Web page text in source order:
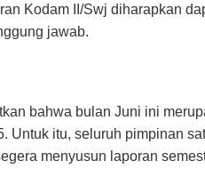
Kodam II/Swj diharapkan
jawab.
bahwa bulan Juni ini
Untuk itu, seluruh pimpinan
menyusun laporan